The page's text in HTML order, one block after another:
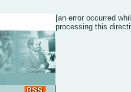
[an error occurred
processing this